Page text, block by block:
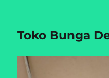
Toko Bunga